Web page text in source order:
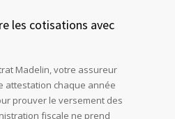
les cotisations avec
Madelin, votre assureur
attestation chaque année
prouver le versement des
fiscale ne prend